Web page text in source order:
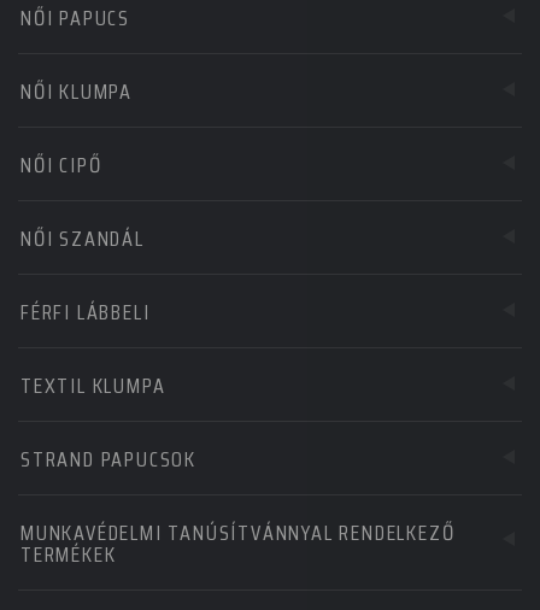
NŐI PAPUCS
NŐI KLUMPA
NŐI CIPŐ
NŐI SZANDÁL
FÉRFI LÁBBELI
TEXTIL KLUMPA
STRAND PAPUCSOK
MUNKAVÉDELMI TANÚSÍTVÁNNYAL RENDELKEZŐ
TERMÉKEK